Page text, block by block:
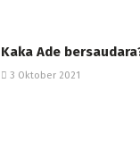
Kaka Ade
3 Oktober 2021